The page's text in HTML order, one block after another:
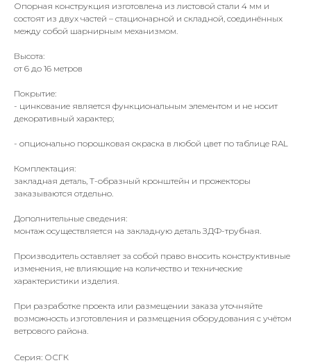
Опорная конструкция изготовлена из листовой стали 4 мм и
состоят из двух частей – стационарной и складной, соединённых
между собой шарнирным механизмом.
Высота:
от 6 до 16 метров
Покрытие:
- цинкование является функциональным элементом и не носит
декоративный характер;
- опционально порошковая окраска в любой цвет по таблице RAL
Комплектация:
закладная деталь, Т-образный кронштейн и прожекторы
заказываются отдельно.
Дополнительные сведения:
монтаж осуществляется на закладную деталь ЗДФ-трубная.
Производитель оставляет за собой право вносить конструктивные
изменения, не влияющие на количество и технические
характеристики изделия.
При разработке проекта или размещении заказа уточняйте
возможность изготовления и размещения оборудования с учётом
ветрового района.
Серия: ОСГК